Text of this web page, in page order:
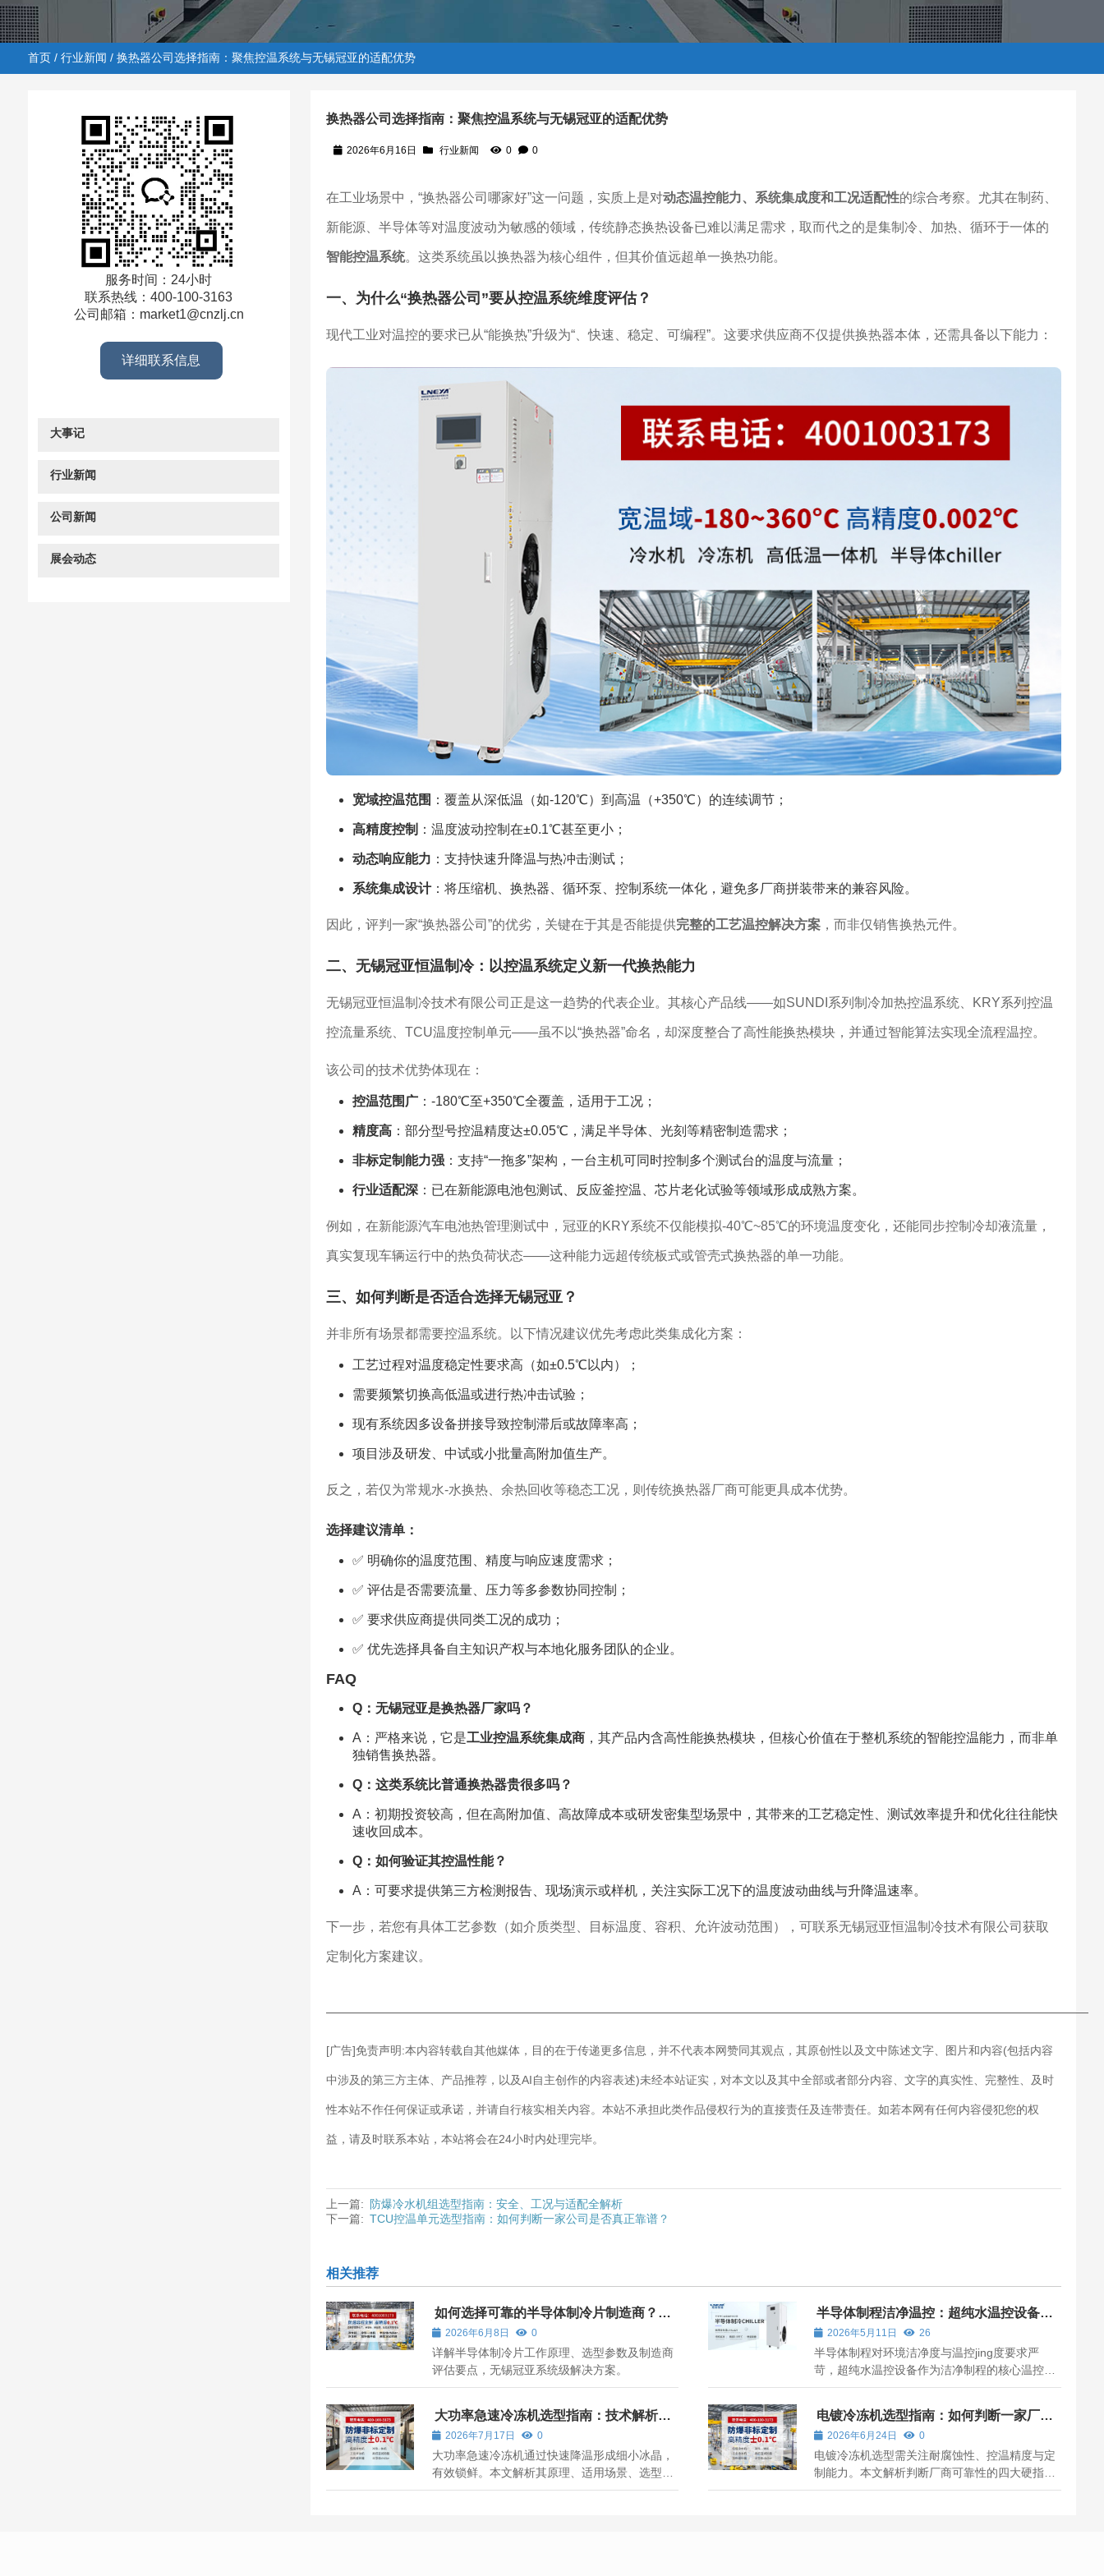
行业新闻/ 换热器公司选择指南：聚焦控温系统与无锡冠亚的适配优势
首页/ 行业新闻 / 换热器公司选择指南：聚焦控温系统与无锡冠亚的适配优势
换热器公司选择指南：聚焦控温系统与无锡冠亚的适配优势
2026年6月16日 行业新闻 0 0
在工业场景中，“换热器公司哪家好”这一问题，实质上是对动态温控能力、系统集成度和工况适配性的综合考察。尤其在制药、
新能源、半导体等对温度波动为敏感的领域，传统静态换热设备已难以满足需求，取而代之的是集制冷、加热、循环于一体的
智能控温系统。这类系统虽以换热器为核心组件，但其价值远超单一换热功能。
一、为什么“换热器公司”要从控温系统维度评估？
现代工业对温控的要求已从“能换热”升级为“、快速、稳定、可编程”。这要求供应商不仅提供换热器本体，还需具备以下能力：
宽域控温范围 ：覆盖从深低温（如-120℃）到高温（+350℃）的连续调节；
高精度控制 ：温度波动控制在±0.1℃甚至更小；
动态响应能力 ：支持快速升降温与热冲击测试；
系统集成设计：将压缩机、换热器、循环泵、控制系统一体化，避免多厂商拼装带来的兼容风险。
因此，评判一家“换热器公司”的优劣，关键在于其是否能提供完整的工艺温控解决方案，而非仅销售换热元件。
二、无锡冠亚恒温制冷：以控温系统定义新一代换热能力
无锡冠亚恒温制冷技术有限公司正是这一趋势的代表企业。其核心产品线——如SUNDI系列制冷加热控温系统、KRY系列控温
控流量系统、TCU温度控制单元——虽不以“换热器”命名，却深度整合了高性能换热模块，并通过智能算法实现全流程温控。
该公司的技术优势体现在：
控温范围广：-180℃至+350℃全覆盖，适用于工况；
精度高：部分型号控温精度达±0.05℃，满足半导体、光刻等精密制造需求；
非标定制能力强：支持“一拖多”架构，一台主机可同时控制多个测试台的温度与流量；
行业适配深：已在新能源电池包测试、反应釜控温、芯片老化试验等领域形成成熟方案。
例如，在新能源汽车电池热管理测试中，冠亚的KRY系统不仅能模拟-40℃~85℃的环境温度变化，还能同步控制冷却液流量，
真实复现车辆运行中的热负荷状态——这种能力远超传统板式或管壳式换热器的单一功能。
三、如何判断是否适合选择无锡冠亚？
并非所有场景都需要控温系统。以下情况建议优先考虑此类集成化方案：
工艺过程对温度稳定性要求高（如±0.5℃以内）；
需要频繁切换高低温或进行热冲击试验；
现有系统因多设备拼接导致控制滞后或故障率高；
项目涉及研发、中试或小批量高附加值生产。
反之，若仅为常规水-水换热、余热回收等稳态工况，则传统换热器厂商可能更具成本优势。
选择建议清单：
✅ 明确你的温度范围、精度与响应速度需求；
✅ 评估是否需要流量、压力等多参数协同控制；
✅ 要求供应商提供同类工况的成功；
✅ 优先选择具备自主知识产权与本地化服务团队的企业。
FAQ
Q：无锡冠亚是换热器厂家吗？
A：严格来说，它是工业控温系统集成商，其产品内含高性能换热模块，但核心价值在于整机系统的智能控温能力，而非单
独销售换热器。
Q：这类系统比普通换热器贵很多吗？
A：初期投资较高，但在高附加值、高故障成本或研发密集型场景中，其带来的工艺稳定性、测试效率提升和优化往往能快
速收回成本。
Q：如何验证其控温性能？
A：可要求提供第三方检测报告、现场演示或样机，关注实际工况下的温度波动曲线与升降温速率。
下一步，若您有具体工艺参数（如介质类型、目标温度、容积、允许波动范围），可联系无锡冠亚恒温制冷技术有限公司获取
定制化方案建议。
——————————————————————————————————————————————————————————
[广告]免责声明:本内容转载自其他媒体，目的在于传递更多信息，并不代表本网赞同其观点，其原创性以及文中陈述文字、图片和内容(包括内容
中涉及的第三方主体、产品推荐，以及AI自主创作的内容表述)未经本站证实，对本文以及其中全部或者部分内容、文字的真实性、完整性、及时
性本站不作任何保证或承诺，并请自行核实相关内容。本站不承担此类作品侵权行为的直接责任及连带责任。如若本网有任何内容侵犯您的权
益，请及时联系本站，本站将会在24小时内处理完毕。
上一篇: 防爆冷水机组选型指南：安全、工况与适配全解析
下一篇: TCU控温单元选型指南：如何判断一家公司是否真正靠谱？
相关推荐
如何选择可靠的半导体制冷片制造商？关
键参数与应用场景全解析
2026年6月8日 0
详解半导体制冷片工作原理、选型参数及制造商
评估要点，无锡冠亚系统级解决方案。
半导体制程洁净温控：超纯水温控设备说
明2026年5月11日 26
半导体制程对环境洁净度与温控jing度要求严
苛，超纯水温控设备作为洁净制程的核心温控装
置，以超纯水为介质，实现对制程设备的jing准
片加工等环节的温控需求。
大功率急速冷冻机选型指南：技术解析与
无锡冠亚应用实践
2026年7月17日 0
大功率急速冷冻机通过快速降温形成细小冰晶，
有效锁鲜。本文解析其原理、适用场景、选型要
点，并介绍无锡冠亚的技术优势与应用实践。
电镀冷冻机选型指南：如何判断一家厂商
是否真正靠谱？
2026年6月24日 0
电镀冷冻机选型需关注耐腐蚀性、控温精度与定
制能力。本文解析判断厂商可靠性的四大硬指
标，并介绍无锡冠亚在电镀温控领域的技术优
服务时间：24小时
联系热线：400-100-3163
公司邮箱：market1@cnzlj.cn
详细联系信息
大事记
行业新闻
公司新闻
展会动态